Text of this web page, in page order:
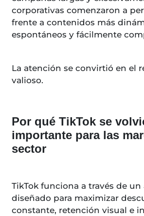
corporativas comenzaron a
frente a contenidos más
espontáneos y fácilmente
La atención se convirtió en el
valioso.
Por qué TikTok se
importante para las
sector
TikTok funciona a través de
diseñado para maximizar
constante, retención visual e